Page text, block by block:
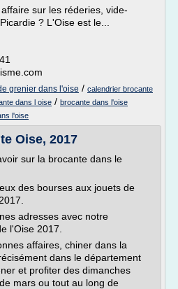
sur les réderies, vide-
? L'Oise est le...
grenier dans l'oise / calendrier brocante
dans l oise / brocante dans l'oise
l'oise
Oise, 2017
sur la brocante dans le
des bourses aux jouets de
adresses avec notre
l'Oise 2017.
affaires, chiner dans la
dans le département
et profiter des dimanches
mars ou tout au long de